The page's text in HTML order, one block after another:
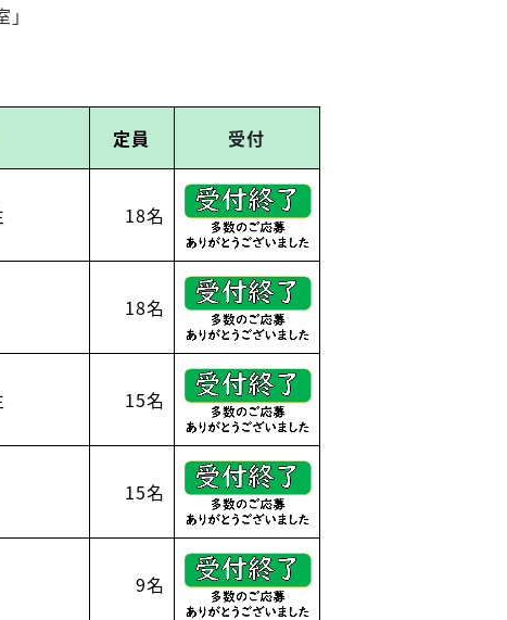
定員 受付
18名
18名
15名
15名
9名